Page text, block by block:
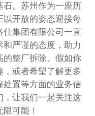
石。苏州作为一座历
以开放的姿态迎接每
集团有限公司一直
严谨的态度，助力
的整厂拆除。假如你
或者希望了解更多
处置等方面的业务信
，让我们一起关注这
可能！